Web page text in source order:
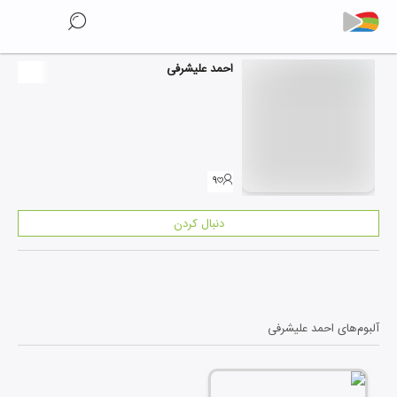
احمد علیشرفی
۹
دنبال کردن
آلبوم‌های احمد علیشرفی